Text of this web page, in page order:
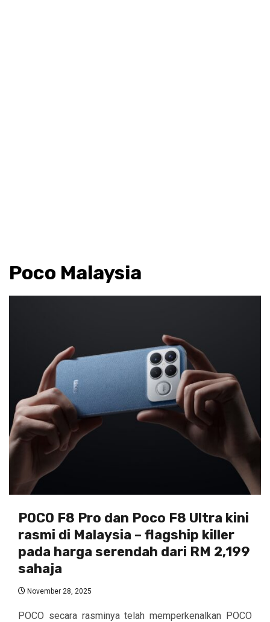
Poco Malaysia
POCO F8 Pro dan Poco F8 Ultra kini
rasmi di Malaysia – flagship killer
pada harga serendah dari RM 2,199
sahaja
November 28, 2025
POCO secara rasminya telah memperkenalkan POCO